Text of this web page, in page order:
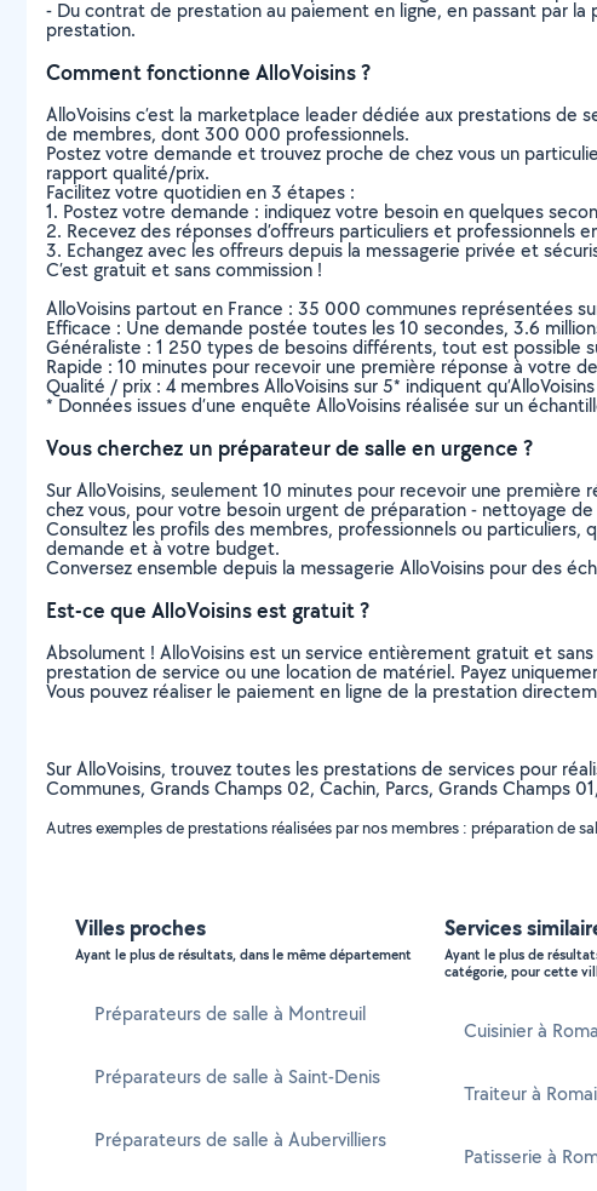
- Du contrat de prestation au paiement en ligne, en passant par
prestation.
Comment fonctionne AlloVoisins ?
AlloVoisins c’est la marketplace leader dédiée aux prestations
de membres, dont 300 000 professionnels.
Postez votre demande et trouvez proche de chez vous un
rapport qualité/prix.
Facilitez votre quotidien en 3 étapes :
1. Postez votre demande : indiquez votre besoin en quelques
2. Recevez des réponses d’offreurs particuliers et professionnels
3. Echangez avec les offreurs depuis la messagerie privée et
C’est gratuit et sans commission !
AlloVoisins partout en France : 35 000 communes représentées
Efficace : Une demande postée toutes les 10 secondes, 3.6
Généraliste : 1 250 types de besoins différents, tout est possible
Rapide : 10 minutes pour recevoir une première réponse à votre
Qualité / prix : 4 membres AlloVoisins sur 5* indiquent
* Données issues d’une enquête AlloVoisins réalisée sur un
Vous cherchez un préparateur de salle en urgence ?
Sur AlloVoisins, seulement 10 minutes pour recevoir une
chez vous, pour votre besoin urgent de préparation - nettoyage de
Consultez les profils des membres, professionnels ou
demande et à votre budget.
Conversez ensemble depuis la messagerie AlloVoisins pour des
Est-ce que AlloVoisins est gratuit ?
Absolument ! AlloVoisins est un service entièrement gratuit et
prestation de service ou une location de matériel. Payez
Vous pouvez réaliser le paiement en ligne de la prestation
Sur AlloVoisins, trouvez toutes les prestations de services pour
Communes, Grands Champs 02, Cachin, Parcs, Grands
Autres exemples de prestations réalisées par nos membres : préparation de
Villes proches
Ayant le plus de résultats, dans le même département
Préparateurs de salle à Montreuil
Préparateurs de salle à Saint-Denis
Préparateurs de salle à Aubervilliers
Services
Ayant le plus de
catégorie, pour cette
Cuisinier à
Traiteur à
Patisserie à